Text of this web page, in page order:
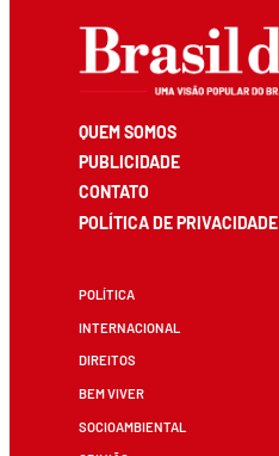
QUEM SOMOS
PUBLICIDADE
CONTATO
POLÍTICA DE PRIVACIDADE
POLÍTICA
INTERNACIONAL
DIREITOS
BEM VIVER
SOCIOAMBIENTAL